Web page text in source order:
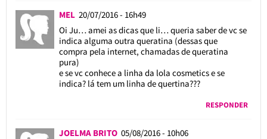
MEL 20/07/2016 - 16h49
Oi Ju… amei as dicas que li… queria saber de vc se
indica alguma outra queratina (dessas que
compra pela internet, chamadas de queratina
pura)
e se vc conhece a linha da lola cosmetics e se
indica? lá tem um linha de quertina???
RESPONDER
JOELMA BRITO 05/08/2016 - 10h06